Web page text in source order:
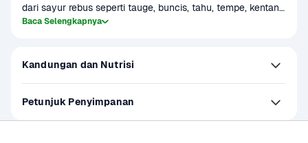
dari sayur rebus seperti tauge, buncis, tahu, tempe, kentang
dan juga telur. Dilengkapi dengan saus kacang  yang gurih.
Baca Selengkapnya
Kandungan dan Nutrisi
Petunjuk Penyimpanan